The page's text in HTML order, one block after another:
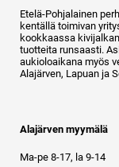
Etelä-Pohjalainen
kentällä toimivan
kookkaassa
tuotteita runsaasti.
aukioloaikana myös
Alajärven, Lapuan ja
Alajärven myymälä
Ma-pe 8-17, la 9-14